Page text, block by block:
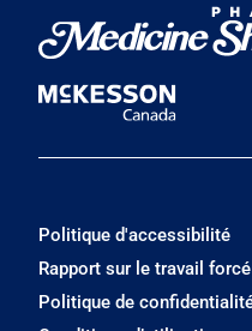
Politique d'accessibilité
Rapport sur le travail
Politique de